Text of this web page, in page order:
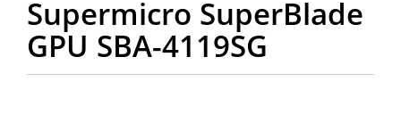
Supermicro SuperBlade
GPU SBA-4119SG